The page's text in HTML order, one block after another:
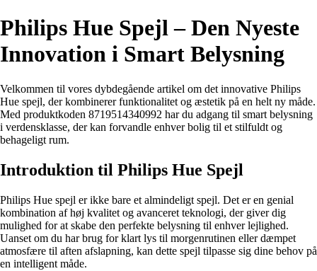
Philips Hue Spejl – Den Nyeste
Innovation i Smart Belysning
Velkommen til vores dybdegående artikel om det innovative Philips
Hue spejl, der kombinerer funktionalitet og æstetik på en helt ny måde.
Med produktkoden 8719514340992 har du adgang til smart belysning
i verdensklasse, der kan forvandle enhver bolig til et stilfuldt og
behageligt rum.
Introduktion til Philips Hue Spejl
Philips Hue spejl er ikke bare et almindeligt spejl. Det er en genial
kombination af høj kvalitet og avanceret teknologi, der giver dig
mulighed for at skabe den perfekte belysning til enhver lejlighed.
Uanset om du har brug for klart lys til morgenrutinen eller dæmpet
atmosfære til aften afslapning, kan dette spejl tilpasse sig dine behov på
en intelligent måde.